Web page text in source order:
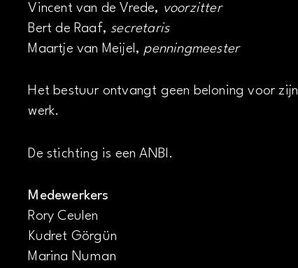
Vincent van de Vrede, voorzitter
Bert de Raaf, secretaris
Maartje van Meijel, penningmeester
Het bestuur ontvangt geen beloning voor zijn
werk.
De stichting is een ANBI.
Medewerkers
Rory Ceulen
Kudret Görgün
Marina Numan